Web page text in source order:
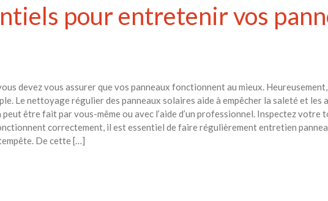
pour entretenir vos
devez vous assurer que vos panneaux fonctionnent au mieux.
Le nettoyage régulier des panneaux solaires aide à empêcher la saleté et les
être fait par vous-même ou avec l’aide d’un professionnel. Inspectez votre
correctement, il est essentiel de faire régulièrement entretien
De cette […]